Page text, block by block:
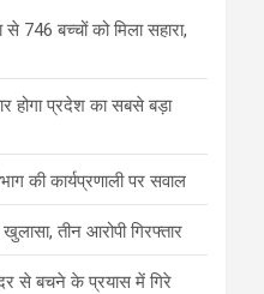
बच्चों को मिला सहारा,
होगा प्रदेश का सबसे बड़ा
की कार्यप्रणाली पर सवाल
तीन आरोपी गिरफ्तार
से बचने के प्रयास में गिरे